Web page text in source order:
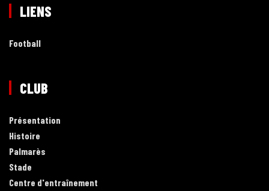
LIENS
Football
CLUB
Présentation
Histoire
Palmarès
Stade
Centre d'entraînement